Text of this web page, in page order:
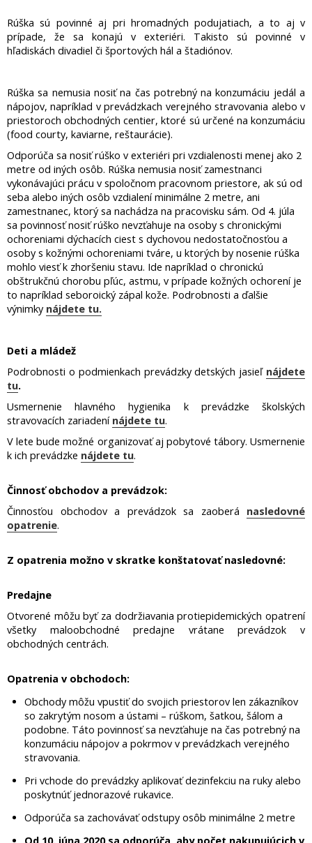
Rúška sú povinné aj pri hromadných podujatiach, a to aj v
prípade, že sa konajú v exteriéri. Takisto sú povinné v
hľadiskách divadiel či športových hál a štadiónov.
Rúška sa nemusia nosiť na čas potrebný na konzumáciu jedál a
nápojov, napríklad v prevádzkach verejného stravovania alebo v
priestoroch obchodných centier, ktoré sú určené na konzumáciu
(food courty, kaviarne, reštaurácie).
Odporúča sa nosiť rúško v exteriéri pri vzdialenosti menej ako 2
metre od iných osôb. Rúška nemusia nosiť zamestnanci
vykonávajúci prácu v spoločnom pracovnom priestore, ak sú od
seba alebo iných osôb vzdialení minimálne 2 metre, ani
zamestnanec, ktorý sa nachádza na pracovisku sám. Od 4. júla
sa povinnosť nosiť rúško nevzťahuje na osoby s chronickými
ochoreniami dýchacích ciest s dychovou nedostatočnosťou a
osoby s kožnými ochoreniami tváre, u ktorých by nosenie rúška
mohlo viesť k zhoršeniu stavu. Ide napríklad o chronickú
obštrukčnú chorobu pľúc, astmu, v prípade kožných ochorení je
to napríklad seboroický zápal kože. Podrobnosti a ďalšie
výnimky nájdete tu.
Deti a mládež
Podrobnosti o podmienkach prevádzky detských jasieľ nájdete
tu.
Usmernenie hlavného hygienika k prevádzke školských
stravovacích zariadení nájdete tu.
V lete bude možné organizovať aj pobytové tábory. Usmernenie
k ich prevádzke nájdete tu.
Činnosť obchodov a prevádzok:
Činnosťou obchodov a prevádzok sa zaoberá nasledovné
opatrenie.
Z opatrenia možno v skratke konštatovať nasledovné:
Predajne
Otvorené môžu byť za dodržiavania protiepidemických opatrení
všetky maloobchodné predajne vrátane prevádzok v
obchodných centrách.
Opatrenia v obchodoch:
Obchody môžu vpustiť do svojich priestorov len zákazníkov
so zakrytým nosom a ústami – rúškom, šatkou, šálom a
podobne. Táto povinnosť sa nevzťahuje na čas potrebný na
konzumáciu nápojov a pokrmov v prevádzkach verejného
stravovania.
Pri vchode do prevádzky aplikovať dezinfekciu na ruky alebo
poskytnúť jednorazové rukavice.
Odporúča sa zachovávať odstupy osôb minimálne 2 metre